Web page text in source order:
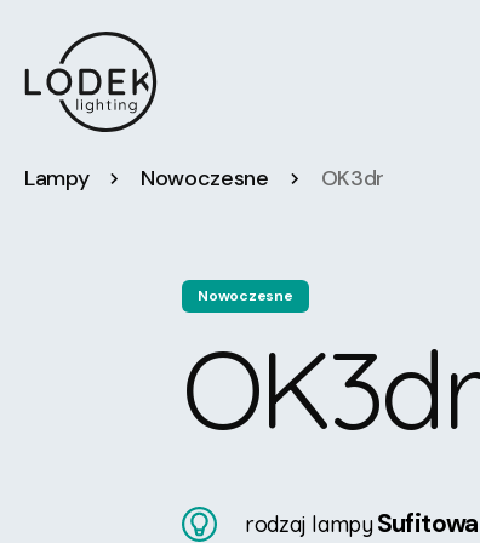
Lampy Nowoczesne OK3dr
Nowoczesne
OK3dr
rodzaj lampySufitowa